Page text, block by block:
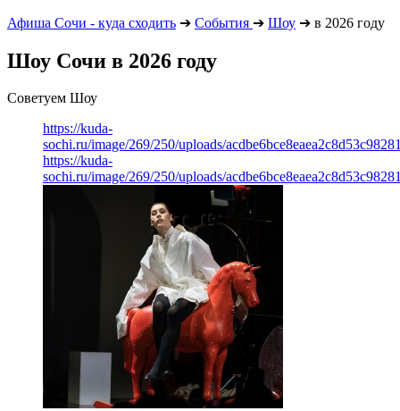
Афиша Сочи - куда сходить ➔ События ➔ Шоу ➔ в 2026 году
Шоу Сочи в 2026 году
Советуем Шоу
https://kuda-
sochi.ru/image/269/250/uploads/
https://kuda-
sochi.ru/image/269/250/uploads/